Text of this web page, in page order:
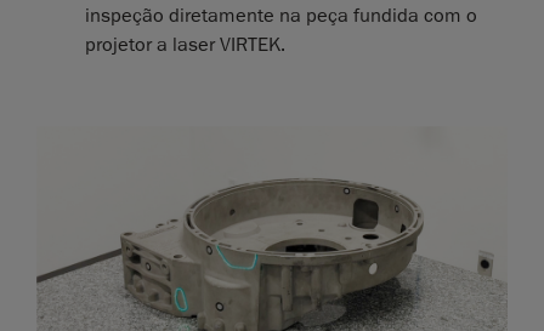
inspeção diretamente na peça fundida com o
projetor a laser VIRTEK.